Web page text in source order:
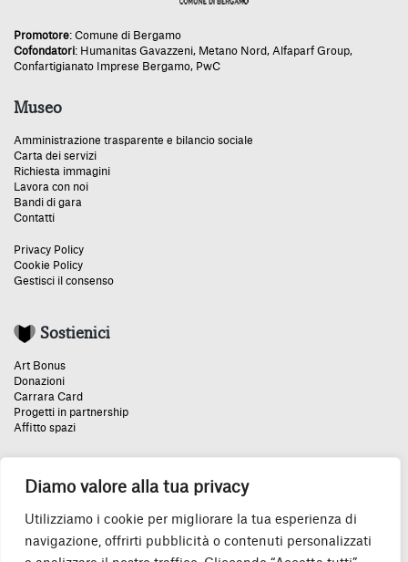
Diamo valore alla tua privacy
Utilizziamo i cookie per migliorare la tua esperienza di
navigazione, offrirti pubblicità o contenuti personalizzati
Promotore: Comune di Bergamo
Cofondatori: Humanitas Gavazzeni, Metano Nord, Alfaparf Group,
Confartigianato Imprese Bergamo, PwC
Museo
Amministrazione trasparente e bilancio sociale
Carta dei servizi
Richiesta immagini
Lavora con noi
Bandi di gara
Contatti
Privacy Policy
Cookie Policy
Gestisci il consenso
Sostienici
Art Bonus
Donazioni
Carrara Card
Progetti in partnership
Affitto spazi
Un grazie speciale: